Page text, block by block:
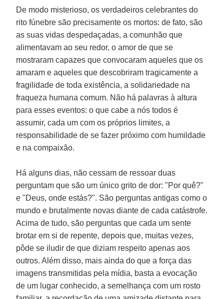
De modo misterioso, os verdadeiros celebrantes do
rito fúnebre são precisamente os mortos: de fato, são
as suas vidas despedaçadas, a comunhão que
alimentavam ao seu redor, o amor de que se
mostraram capazes que convocaram aqueles que os
amaram e aqueles que descobriram tragicamente a
fragilidade de toda existência, a solidariedade na
fraqueza humana comum. Não há palavras à altura
para esses eventos: o que cabe a nós todos é
assumir, cada um com os próprios limites, a
responsabilidade de se fazer próximo com humildade
e na compaixão.
Há alguns dias, não cessam de ressoar duas
perguntam que são um único grito de dor: "Por quê?"
e "Deus, onde estás?". São perguntas antigas como o
mundo e brutalmente novas diante de cada catástrofe.
Acima de tudo, são perguntas que cada um sente
brotar em si de repente, depois que, muitas vezes,
pôde se iludir de que diziam respeito apenas aos
outros. Além disso, mais ainda do que a força das
imagens transmitidas pela mídia, basta a evocação
de um lugar conhecido, a semelhança com um rosto